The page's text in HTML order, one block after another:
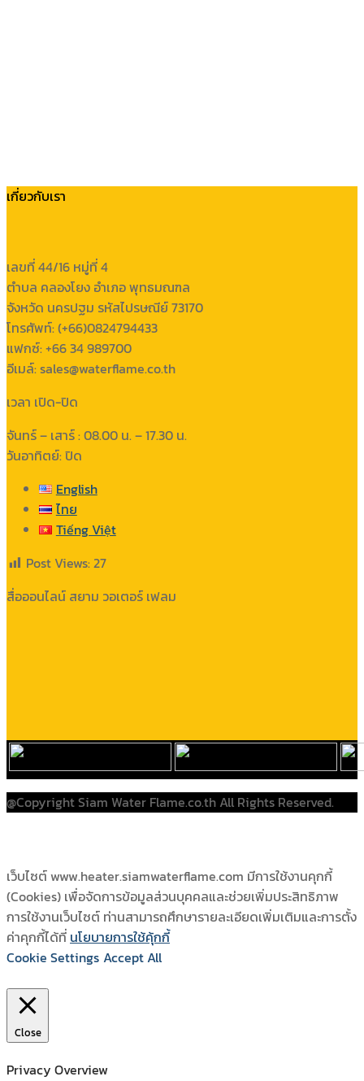
เกี่ยวกับเรา
เลขที่ 44/16 หมู่ที่ 4
ตำบล คลองโยง อำเภอ พุทธมณฑล
จังหวัด นครปฐม รหัสไปรษณีย์ 73170
โทรศัพท์: (+66)0824794433
แฟกซ์: +66 34 989700
อีเมล์: sales@waterflame.co.th
เวลา เปิด-ปิด
จันทร์ – เสาร์ : 08.00 น. – 17.30 น.
วันอาทิตย์: ปิด
English
ไทย
Tiếng Việt
Post Views:27
สื่อออนไลน์ สยาม วอเตอร์ เฟลม
@Copyright Siam Water Flame.co.th All Rights Reserved.
เว็บไซต์ www.heater.siamwaterflame.com มีการใช้งานคุกกี้
(Cookies) เพื่อจัดการข้อมูลส่วนบุคคลและช่วยเพิ่มประสิทธิภาพ
การใช้งานเว็บไซต์ ท่านสามารถศึกษารายละเอียดเพิ่มเติมและการตั้ง
ค่าคุกกี้ได้ที่ นโยบายการใช้คุ้กกี้
Cookie Settings Accept All
Close
Privacy Overview